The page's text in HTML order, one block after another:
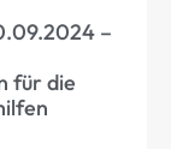
–
für die